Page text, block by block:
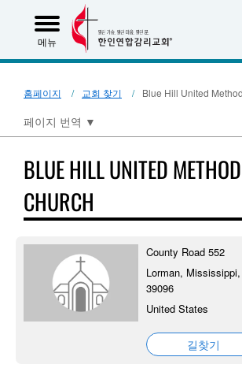
메뉴
홈페이지 교회 찾기 Blue Hill United
페이지 번역 ▼
BLUE HILL UNITED
CHURCH
County Road 552
Lorman, Mississippi,
39096
United States
길찾기